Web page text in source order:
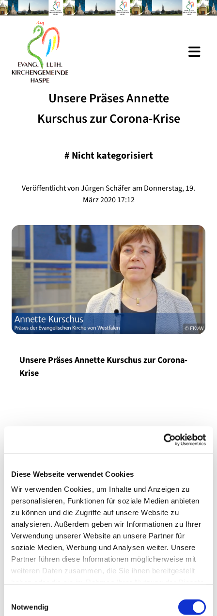
Diese Webseite verwendet Cookies
Wir verwenden Cookies, um Inhalte und Anzeigen zu
personalisieren, Funktionen für soziale Medien anbieten
zu können und die Zugriffe auf unsere Website zu
analysieren. Außerdem geben wir Informationen zu Ihrer
Verwendung unserer Website an unsere Partner für
soziale Medien, Werbung und Analysen weiter. Unsere
Partner führen diese Informationen möglicherweise mit
weiteren Daten zusammen, die Sie ihnen bereitgestellt
Notwendig
Unsere Präses Annette
Kurschus zur Corona-Krise
# Nicht kategorisiert
Veröffentlicht von Jürgen Schäfer am Donnerstag, 19.
März 2020 17:12
© EKvW
Unsere Präses Annette Kurschus zur Corona-
Krise
Dies könnte Sie auch
interessieren